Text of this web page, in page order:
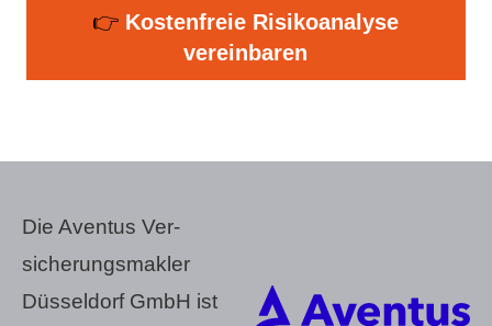
👉 Kostenfreie Risikoanalyse
vereinbaren
Die Aventus Ver­
sicherungs­makler
Düsseldorf GmbH ist